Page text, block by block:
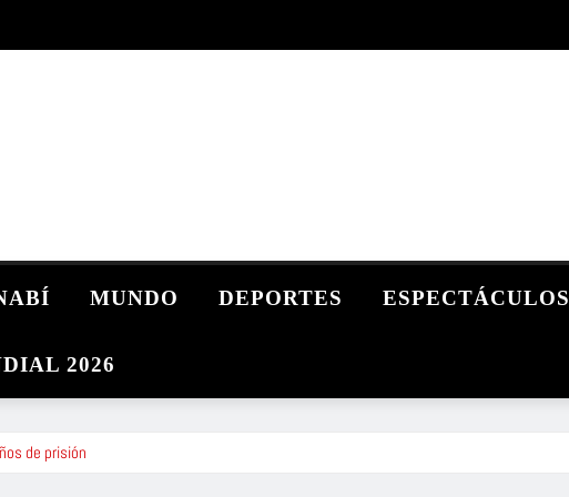
MUNDO DEPORTES ESPECTÁCULOS
2026
de prisión